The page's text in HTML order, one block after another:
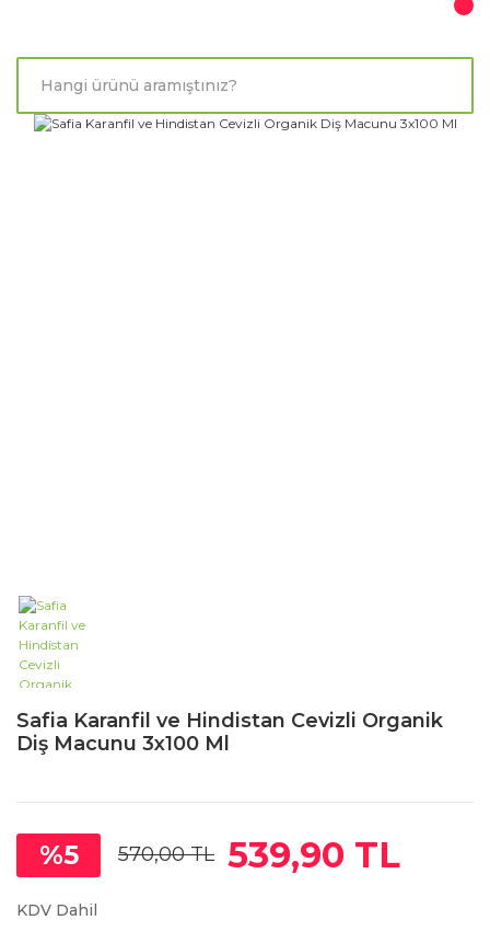
Safia Karanfil ve Hindistan Cevizli Organik
Diş Macunu 3x100 Ml
%5 570,00 TL 539,90 TL
KDV Dahil